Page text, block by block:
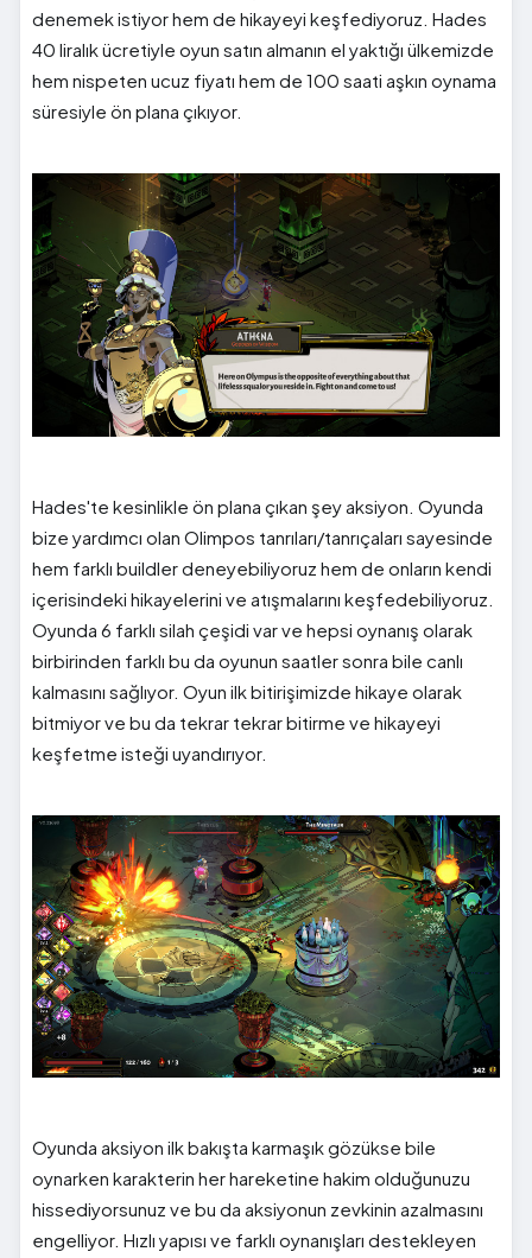
denemek istiyor hem de hikayeyi keşfediyoruz. Hades
40 liralık ücretiyle oyun satın almanın el yaktığı ülkemizde
hem nispeten ucuz fiyatı hem de 100 saati aşkın oynama
süresiyle ön plana çıkıyor.
Hades'te kesinlikle ön plana çıkan şey aksiyon. Oyunda
bize yardımcı olan Olimpos tanrıları/tanrıçaları sayesinde
hem farklı buildler deneyebiliyoruz hem de onların kendi
içerisindeki hikayelerini ve atışmalarını keşfedebiliyoruz.
Oyunda 6 farklı silah çeşidi var ve hepsi oynanış olarak
birbirinden farklı bu da oyunun saatler sonra bile canlı
kalmasını sağlıyor. Oyun ilk bitirişimizde hikaye olarak
bitmiyor ve bu da tekrar tekrar bitirme ve hikayeyi
keşfetme isteği uyandırıyor.
Oyunda aksiyon ilk bakışta karmaşık gözükse bile
oynarken karakterin her hareketine hakim olduğunuzu
hissediyorsunuz ve bu da aksiyonun zevkinin azalmasını
engelliyor. Hızlı yapısı ve farklı oynanışları destekleyen